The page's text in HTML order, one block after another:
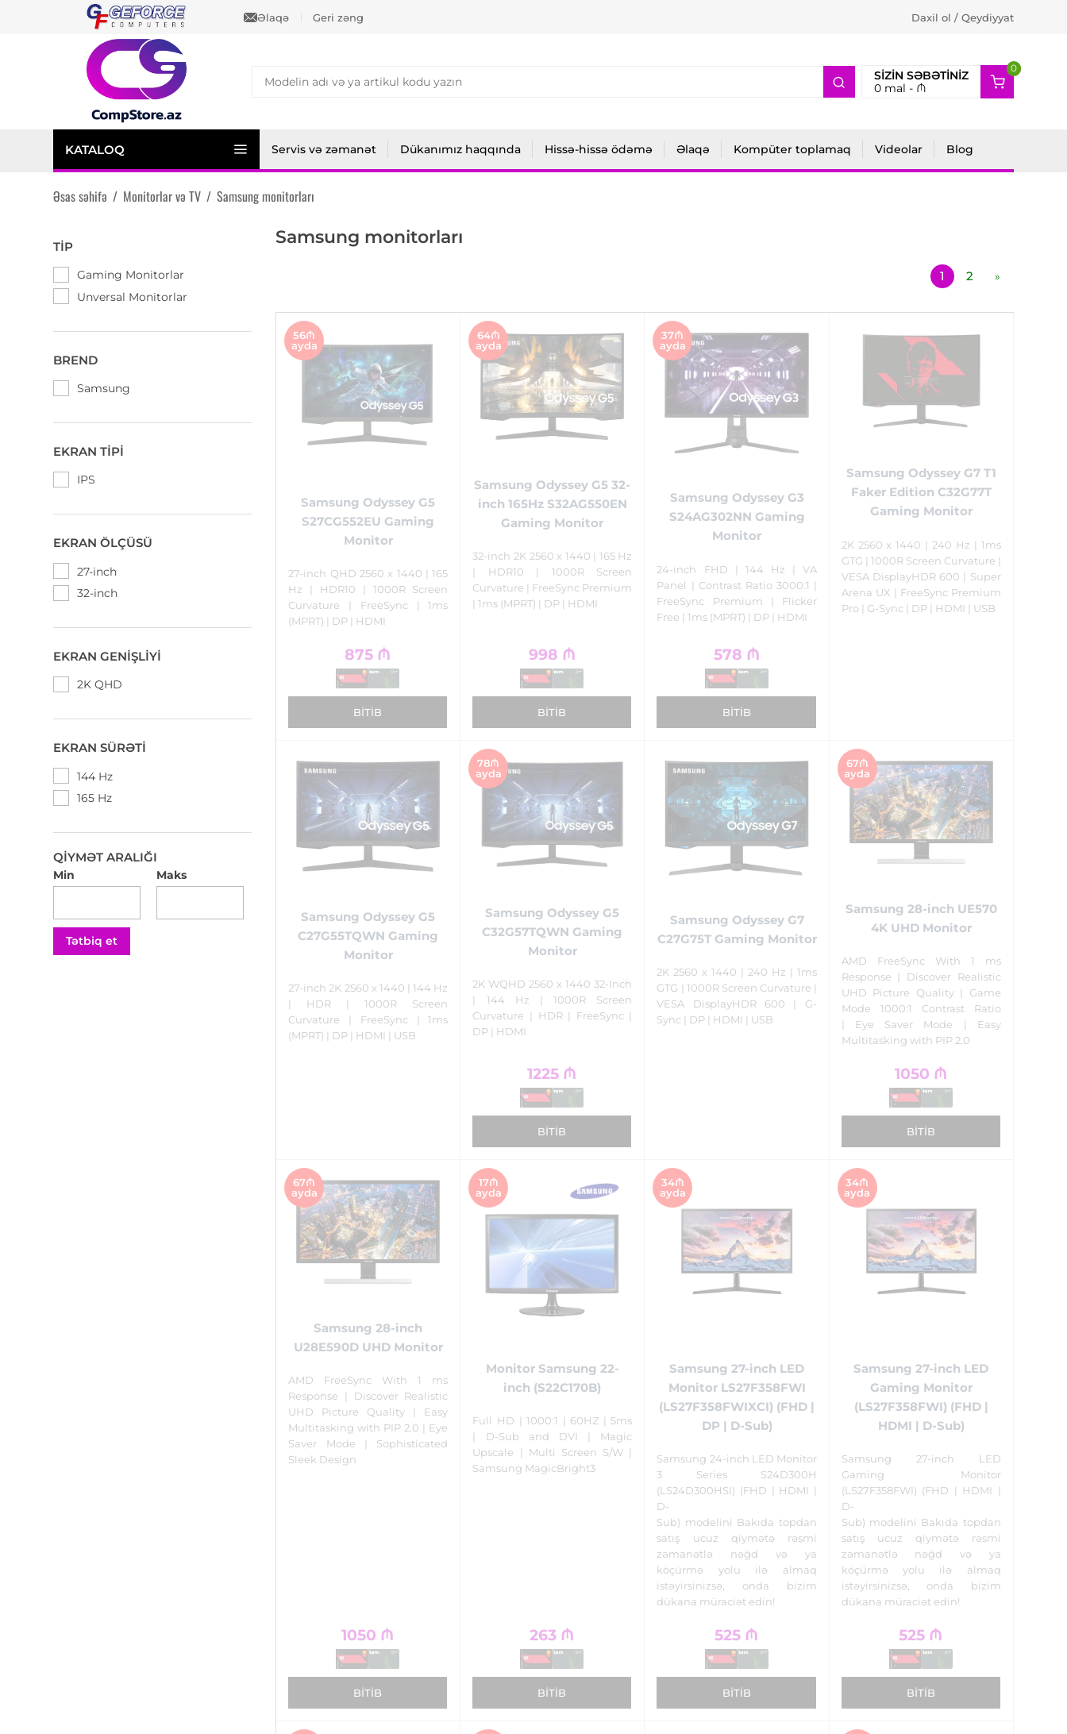
Əlaqə Geri zəng Daxil ol / Qeydiyyat
SIZIN SƏBƏTINIZ
0mal - ₼
0
2
KATALOQ Servis və zəmanət Dükanımız haqqında Hissə-hissə ödəmə Əlaqə Kompüter toplamaq Videolar Blog
Əsas səhifə / Monitorlar və TV / Samsung monitorları
TIP
Gaming Monitorlar
Unversal Monitorlar
BREND
Samsung
EKRAN TIPI
IPS
EKRAN ÖLÇÜSÜ
27-inch
32-inch
EKRAN GENIŞLIYI
2K QHD
EKRAN SÜRƏTI
144 Hz
165 Hz
QIYMƏT ARALIĞI
Min Maks
Tətbiq et
Samsung monitorları
1 2 »
56₼
ayda
Samsung Odyssey G5
S27CG552EU Gaming
Monitor
27-inch QHD 2560 x 1440 | 165
Hz | HDR10 | 1000R Screen
Curvature | FreeSync | 1ms
(MPRT) | DP | HDMI
875 ₼
BITIB
64₼
ayda
Samsung Odyssey G5 32-
inch 165Hz S32AG550EN
Gaming Monitor
32-inch 2K 2560 x 1440 | 165 Hz
| HDR10 | 1000R Screen
Curvature | FreeSync Premium
| 1ms (MPRT) | DP | HDMI
998 ₼
BITIB
37₼
ayda
Samsung Odyssey G3
S24AG302NN Gaming
Monitor
24-inch FHD | 144 Hz | VA
Panel | Contrast Ratio 3000:1 |
FreeSync Premium | Flicker
Free | 1ms (MPRT) | DP | HDMI
578 ₼
BITIB
Samsung Odyssey G7 T1
Faker Edition C32G77T
Gaming Monitor
2K 2560 x 1440 | 240 Hz | 1ms
GTG | 1000R Screen Curvature |
VESA DisplayHDR 600 | Super
Arena UX | FreeSync Premium
Pro | G-Sync | DP | HDMI | USB
Samsung Odyssey G5
C27G55TQWN Gaming
Monitor
27-inch 2K 2560 x 1440 | 144 Hz
| HDR | 1000R Screen
Curvature | FreeSync | 1ms
(MPRT) | DP | HDMI | USB
78₼
ayda
Samsung Odyssey G5
C32G57TQWN Gaming
Monitor
2K WQHD 2560 x 1440 32-Inch
| 144 Hz | 1000R Screen
Curvature | HDR | FreeSync |
DP | HDMI
1225 ₼
BITIB
Samsung Odyssey G7
C27G75T Gaming Monitor
2K 2560 x 1440 | 240 Hz | 1ms
GTG | 1000R Screen Curvature |
VESA DisplayHDR 600 | G-
Sync | DP | HDMI | USB
67₼
ayda
Samsung 28-inch UE570
4K UHD Monitor
AMD FreeSync With 1 ms
Response | Discover Realistic
UHD Picture Quality | Game
Mode 1000:1 Contrast Ratio
| Eye Saver Mode | Easy
Multitasking with PIP 2.0
1050 ₼
BITIB
67₼
ayda
Samsung 28-inch
U28E590D UHD Monitor
AMD FreeSync With 1 ms
Response | Discover Realistic
UHD Picture Quality | Easy
Multitasking with PIP 2.0 | Eye
Saver Mode | Sophisticated
Sleek Design
1050 ₼
BITIB
17₼
ayda
Monitor Samsung 22-
inch (S22C170B)
Full HD | 1000:1 | 60HZ | 5ms
| D-Sub and DVI | Magic
Upscale | Multi Screen S/W |
Samsung MagicBright3
263 ₼
BITIB
34₼
ayda
Samsung 27-inch LED
Monitor LS27F358FWI
(LS27F358FWIXCI) (FHD |
DP | D-Sub)
Samsung 24-inch LED Monitor
3 Series S24D300H
(LS24D300HSI) (FHD | HDMI |
D-
Sub) modelini Bakıda topdan
satış ucuz qiymətə rəsmi
zəmanətlə nəğd və ya
köçürmə yolu ilə almaq
istəyirsinizsə, onda bizim
dükana müraciət edin!
525 ₼
BITIB
34₼
ayda
Samsung 27-inch LED
Gaming Monitor
(LS27F358FWI) (FHD |
HDMI | D-Sub)
Samsung 27-inch LED
Gaming Monitor
(LS27F358FWI) (FHD | HDMI |
D-
Sub) modelini Bakıda topdan
satış ucuz qiymətə rəsmi
zəmanətlə nəğd və ya
köçürmə yolu ilə almaq
istəyirsinizsə, onda bizim
dükana müraciət edin!
525 ₼
BITIB